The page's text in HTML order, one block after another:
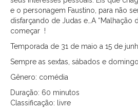
e o personagem Faustino, para não
disfarçando de Judas e…A “Malhação
começar !
Temporada de 31 de maio a 15 de
Sempre as sextas, sábados e
Gênero: comédia
Duração: 60 minutos
Classificação: livre